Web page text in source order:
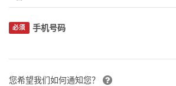
手机号码
必须
您希望我们如何通知您？